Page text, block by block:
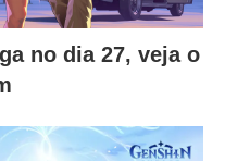
no dia 27, veja o